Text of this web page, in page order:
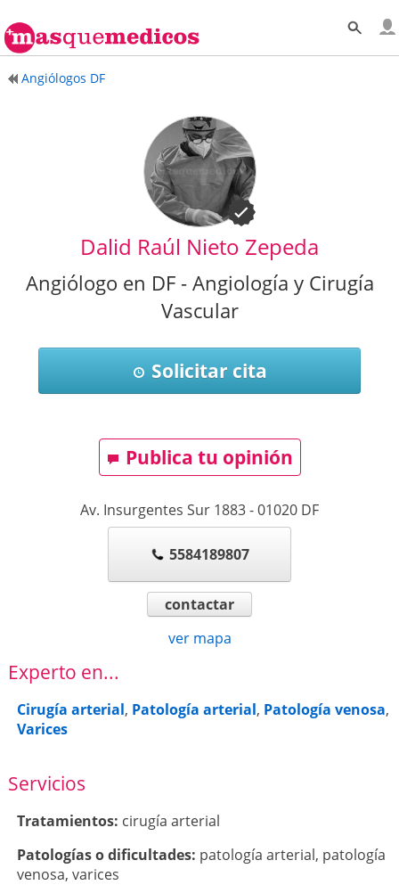
Angiólogos DF
Dalid Raúl Nieto Zepeda
Angiólogo en DF - Angiología y Cirugía
Vascular
Solicitar cita
Publica tu opinión
Av. Insurgentes Sur 1883-01020 DF
5584189807
contactar
ver mapa
Experto en...
Cirugía arterial, Patología arterial, Patología venosa,
Varices
Servicios
Tratamientos: cirugía arterial
Patologí­as o dificultades: patología arterial, patología
venosa, varices